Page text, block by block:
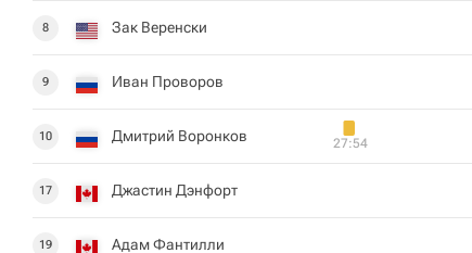
8 Зак Веренски
9 Иван Проворов
10 Дмитрий Воронков 27:54
17 Джастин Дэнфорт
19 Адам Фантилли